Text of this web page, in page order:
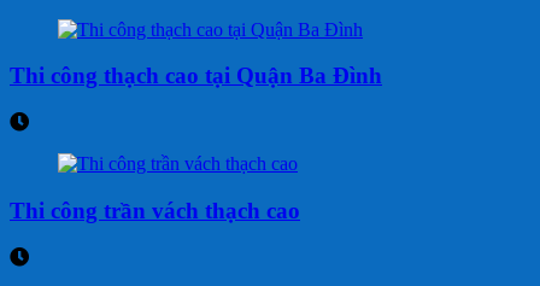
Thi công thạch cao tại Quận Ba Đình
Thi công trần vách thạch cao